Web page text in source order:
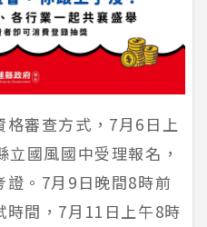
審查方式，7月6日上
國風國中受理報名，
。7月9日晚間8時前
間，7月11日上午8時